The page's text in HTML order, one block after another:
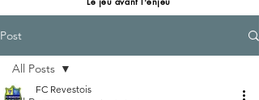
Post
All Posts
FC Revestois